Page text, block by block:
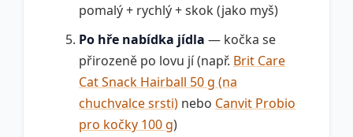
pomalý + rychlý + skok (jako myš)
Po hře nabídka jídla — kočka se
přirozeně po lovu jí (např. Brit Care
Cat Snack Hairball 50 g (na
chuchvalce srsti) nebo Canvit Probio
pro kočky 100 g)